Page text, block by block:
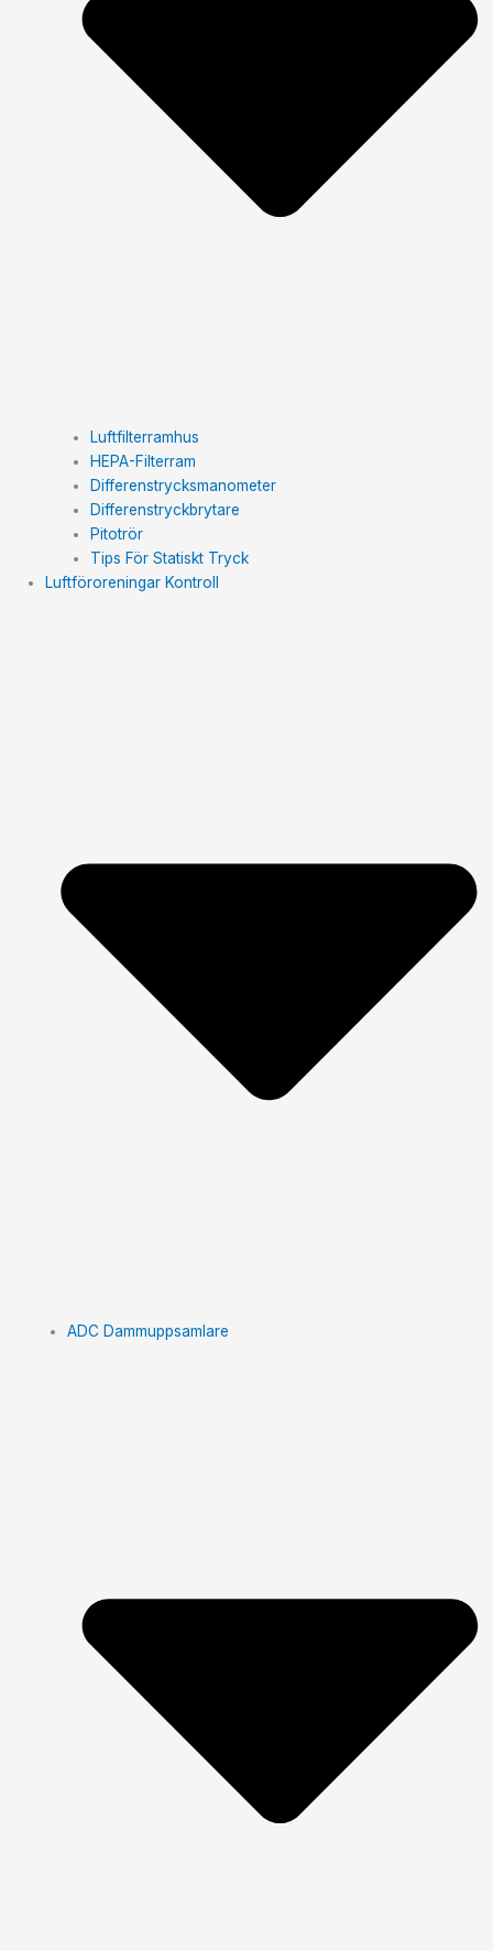
Luftfilterramhus
HEPA-Filterram
Differenstrycksmanometer
Differenstryckbrytare
Pitotrör
Tips För Statiskt Tryck
Luftföroreningar Kontroll
ADC Dammuppsamlare